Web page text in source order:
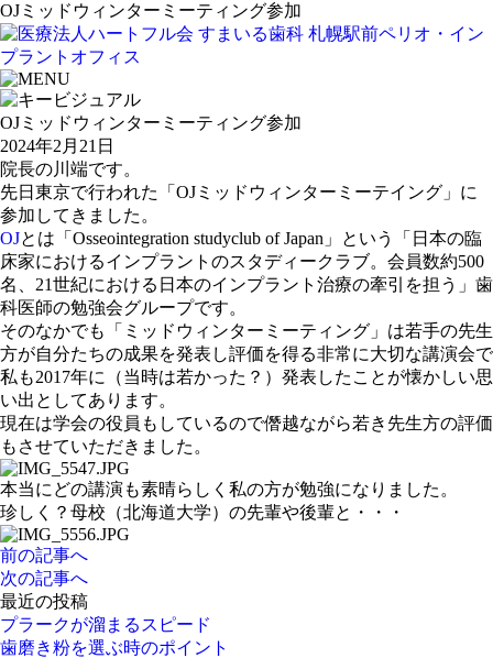
OJミッドウィンターミーティング参加
OJミッドウィンターミーティング参加
2024年2月21日
院長の川端です。
先日東京で行われた「OJミッドウィンターミーテイング」に
参加してきました。
OJとは「Osseointegration studyclub of Japan」という「 日本の臨
床家におけるインプラント のスタディークラブ。会員数約500
名、21世紀における日本のインプラント 治療の牽引を担う 」歯
科医師の勉強会グループです。
そのなかでも「ミッドウィンターミーティング」は若手の先生
方が自分たちの成果を発表し評価を得る非常に大切な講演会で
私も2017年に（当時は若かった？）発表したことが懐かしい思
い出としてあります。
現在は学会の役員もしているので僭越ながら若き先生方の評価
もさせていただきました。
本当にどの講演も素晴らしく私の方が勉強になりました。
珍しく？母校（北海道大学）の先輩や後輩と・・・
前の記事へ
次の記事へ
最近の投稿
プラークが溜まるスピード
歯磨き粉を選ぶ時のポイント